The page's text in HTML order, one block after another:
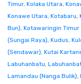
Timur, Kolaka Utara,
Konawe Utara, Kotabaru,
Bun), Kotawaringin Timur
(Sungai Raya), Kudus,
(Sendawar), Kutai
Labuhanbatu,
Lamandau (Nanga Bulik),